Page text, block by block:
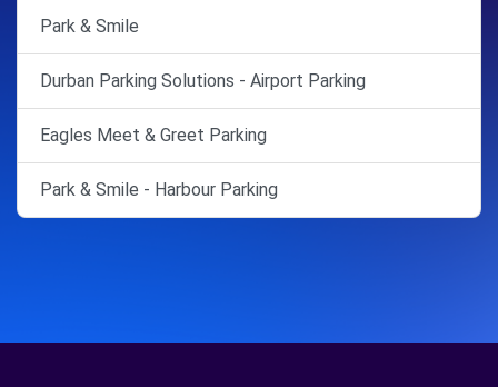
Park & Smile
Durban Parking Solutions - Airport Parking
Eagles Meet & Greet Parking
Park & Smile - Harbour Parking